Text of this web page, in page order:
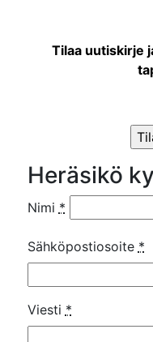
Tilaa uutiskirje
Heräsikö
Nimi *
Sähköpostiosoite *
Viesti *